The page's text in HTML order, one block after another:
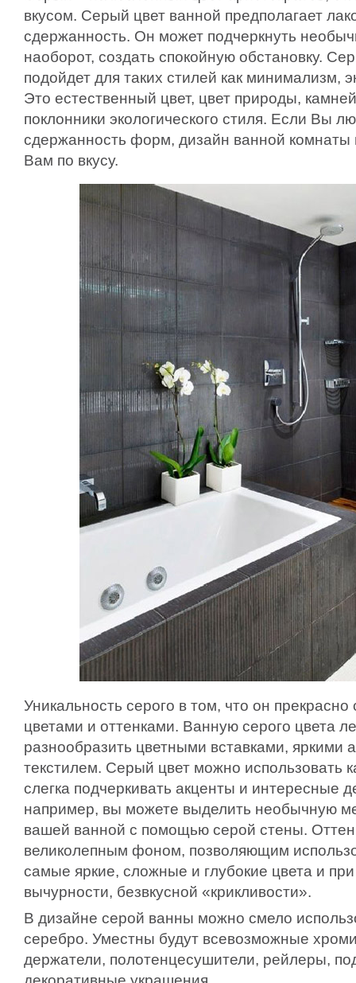
вкусом. Серый цвет ванной предполагает
сдержанность. Он может подчеркнуть
наоборот, создать спокойную обстановку.
подойдет для таких стилей как минимализм,
Это естественный цвет, цвет природы,
поклонники экологического стиля. Если Вы
сдержанность форм, дизайн ванной комнаты
Вам по вкусу.
Уникальность серого в том, что он прекрасно
цветами и оттенками. Ванную серого цвета
разнообразить цветными вставками, яркими
текстилем. Серый цвет можно использовать
слегка подчеркивать акценты и интересные
например, вы можете выделить необычную
вашей ванной с помощью серой стены.
великолепным фоном, позволяющим
самые яркие, сложные и глубокие цвета и
вычурности, безвкусной «крикливости».
В дизайне серой ванны можно смело
серебро. Уместны будут всевозможные
держатели, полотенцесушители, рейлеры,